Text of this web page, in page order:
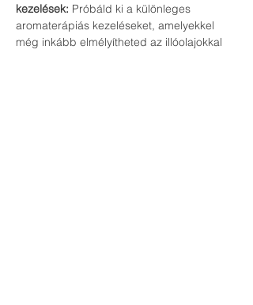
kezelések: Próbáld ki a különleges
aromaterápiás kezeléseket, amelyekkel
még inkább elmélyítheted az illóolajokkal